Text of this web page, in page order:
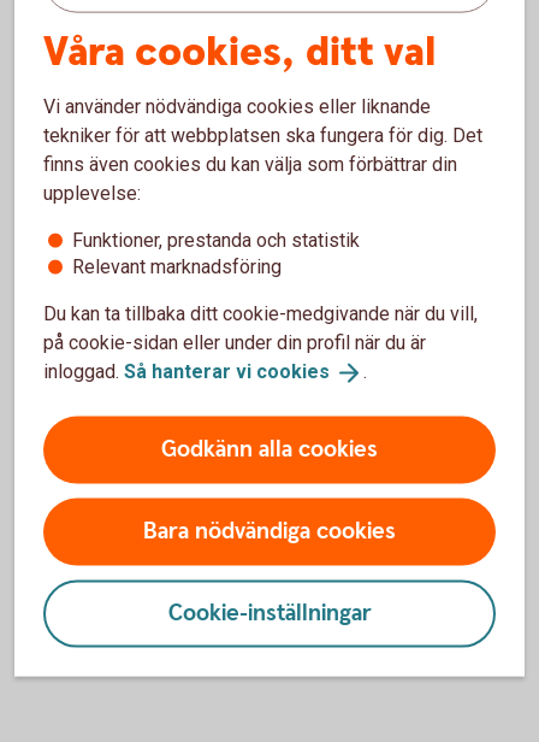
Spärra gammalt Mobilt BankID
Om du har blivit av med en enhet med Mobilt BankID
behöver du spärra det så fort du kan.
Om du byter enhet och har Mobilt BankID på din
spärra det.
Ring Spärrservice på 08-411 10 11
Spärrhjälp
BankID barn och ungdom
Det finns två varianter av BankID för barn och unga,
Mobilt BankID och Mobilt SäkerhetsID.
BankID barn och
Våra cookies, ditt val
Vi använder nödvändiga cookies eller liknande
tekniker för att webbplatsen ska fungera för dig. Det
finns även cookies du kan välja som förbättrar din
upplevelse:
Funktioner, prestanda och statistik
Relevant marknadsföring
Du kan ta tillbaka ditt cookie-medgivande när du vill,
på cookie-sidan eller under din profil när du är
inloggad. Så hanterar vi cookies .
Godkänn alla cookies
Bara nödvändiga cookies
Cookie-inställningar